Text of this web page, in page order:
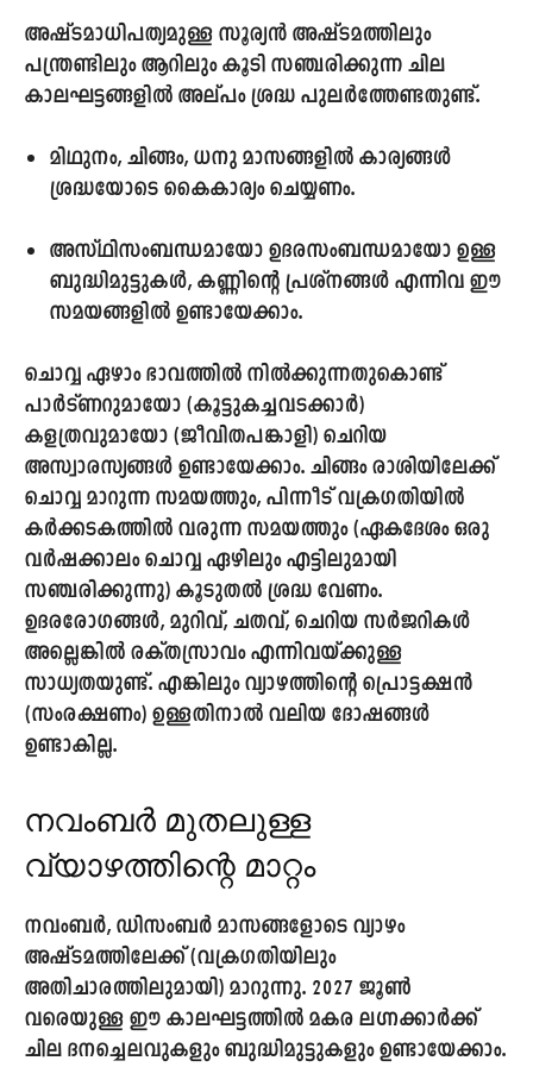
അഷ്ടമാധിപത്യമുള്ള സൂര്യൻ അഷ്ടമത്തിലും
പന്ത്രണ്ടിലും ആറിലും കൂടി സഞ്ചരിക്കുന്ന ചില
കാലഘട്ടങ്ങളിൽ അല്പം ശ്രദ്ധ പുലർത്തേണ്ടതുണ്ട്.
മിഥുനം, ചിങ്ങം, ധനു മാസങ്ങളിൽ കാര്യങ്ങൾ
ശ്രദ്ധയോടെ കൈകാര്യം ചെയ്യണം.
അസ്ഥിസംബന്ധമായോ ഉദരസംബന്ധമായോ ഉള്ള
ബുദ്ധിമുട്ടുകൾ, കണ്ണിന്റെ പ്രശ്നങ്ങൾ എന്നിവ ഈ
സമയങ്ങളിൽ ഉണ്ടായേക്കാം.
ചൊവ്വ ഏഴാം ഭാവത്തിൽ നിൽക്കുന്നതുകൊണ്ട്
പാർട്ണറുമായോ (കൂട്ടുകച്ചവടക്കാർ)
കളത്രവുമായോ (ജീവിതപങ്കാളി) ചെറിയ
അസ്വാരസ്യങ്ങൾ ഉണ്ടായേക്കാം. ചിങ്ങം രാശിയിലേക്ക്
ചൊവ്വ മാറുന്ന സമയത്തും, പിന്നീട് വക്രഗതിയിൽ
കർക്കടകത്തിൽ വരുന്ന സമയത്തും (ഏകദേശം ഒരു
വർഷക്കാലം ചൊവ്വ ഏഴിലും എട്ടിലുമായി
സഞ്ചരിക്കുന്നു) കൂടുതൽ ശ്രദ്ധ വേണം.
ഉദരരോഗങ്ങൾ, മുറിവ്, ചതവ്, ചെറിയ സർജറികൾ
അല്ലെങ്കിൽ രക്തസ്രാവം എന്നിവയ്ക്കുള്ള
സാധ്യതയുണ്ട്. എങ്കിലും വ്യാഴത്തിന്റെ പ്രൊട്ടക്ഷൻ
(സംരക്ഷണം) ഉള്ളതിനാൽ വലിയ ദോഷങ്ങൾ
ഉണ്ടാകില്ല.
നവംബർ മുതലുള്ള
വ്യാഴത്തിന്റെ മാറ്റം
നവംബർ, ഡിസംബർ മാസങ്ങളോടെ വ്യാഴം
അഷ്ടമത്തിലേക്ക് (വക്രഗതിയിലും
അതിചാരത്തിലുമായി) മാറുന്നു. 2027 ജൂൺ
വരെയുള്ള ഈ കാലഘട്ടത്തിൽ മകര ലഗ്നക്കാർക്ക്
ചില ദനച്ചെലവുകളും ബുദ്ധിമുട്ടുകളും ഉണ്ടായേക്കാം.